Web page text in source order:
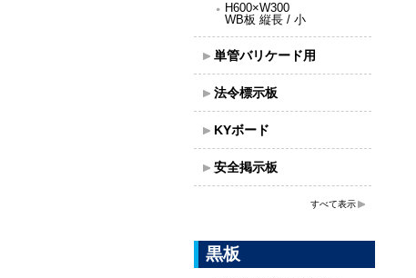
H600×W300
WB板 縦長 / 小
単管バリケード用
法令標示板
KYボード
安全掲示板
すべて表示
黒板